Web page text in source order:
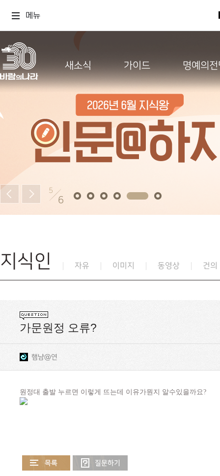
메뉴
새소식 가이드 명예의
5
6
지식인 자유 이미지 동영상 건의
가문원정 오류?
햄냠@연
원정대 출발 누르면 이렇게 뜨는데 이유가뭔지 알수있을까요?